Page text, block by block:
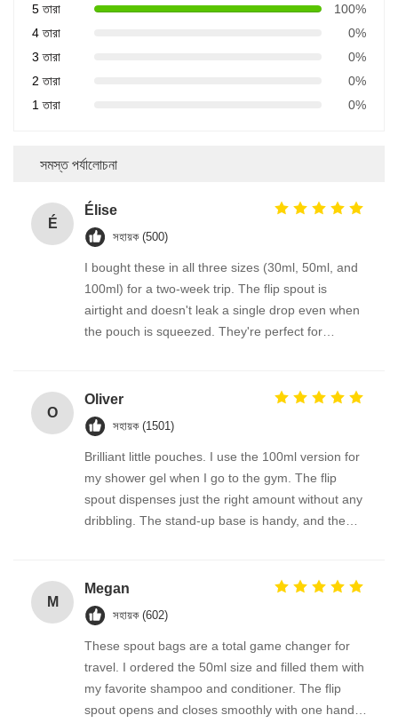
5 তারা
100%
4 তারা
0%
3 তারা
0%
2 তারা
0%
1 তারা
0%
সমস্ত পর্যালোচনা
É
Élise
সহায়ক (500)
I bought these in all three sizes (30ml, 50ml, and
100ml) for a two-week trip. The flip spout is
airtight and doesn't leak a single drop even when
the pouch is squeezed. They're perfect for
compact shape saves so much space.
O
Oliver
সহায়ক (1501)
Brilliant little pouches. I use the 100ml version for
my shower gel when I go to the gym. The flip
spout dispenses just the right amount without any
dribbling. The stand-up base is handy, and the
reusing again and again.
M
Megan
সহায়ক (602)
These spout bags are a total game changer for
travel. I ordered the 50ml size and filled them with
my favorite shampoo and conditioner. The flip
spout opens and closes smoothly with one hand,